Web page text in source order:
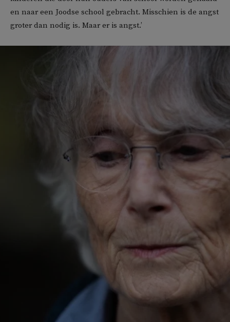
en naar een Joodse school gebracht. Misschien is de angst
groter dan nodig is. Maar er is angst.’